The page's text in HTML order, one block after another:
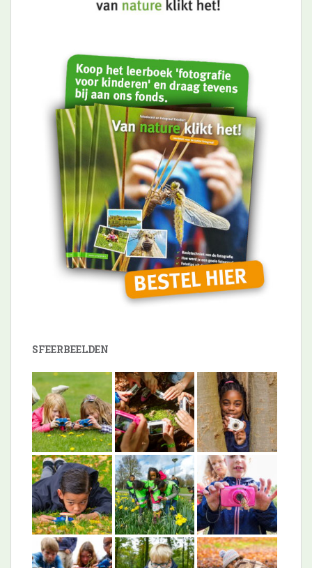
SFEERBEELDEN